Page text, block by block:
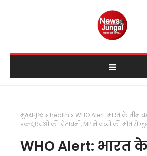
मुख्यपृष्ठ health
WHO Alert: भारत के तीन
डब्ल्यूएचओ की चेतावनी, MP में बच्चों की मौत से
WHO Alert: भारत